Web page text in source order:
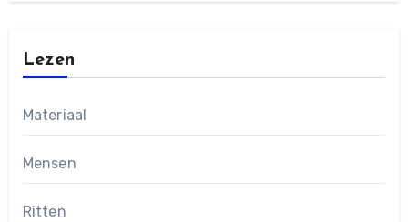
Lezen
Materiaal
Mensen
Ritten